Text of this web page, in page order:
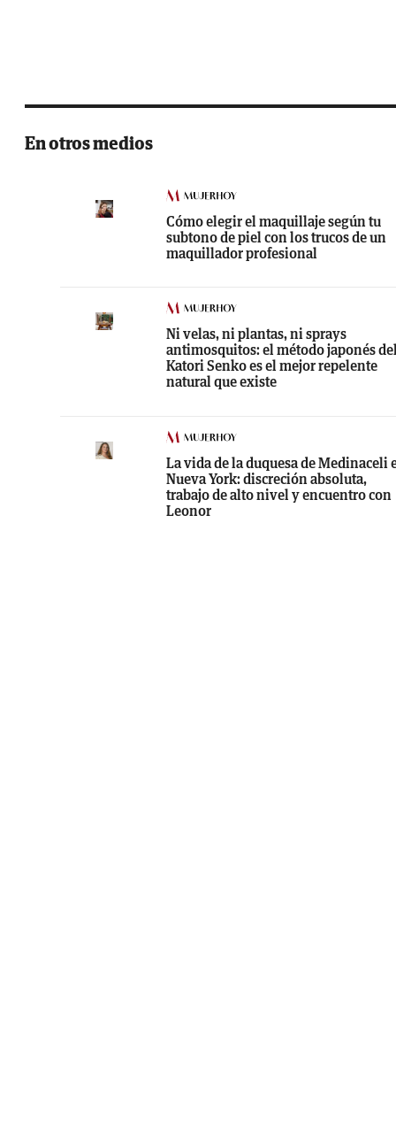
En otros medios
Cómo elegir el maquillaje según tu
subtono de piel con los trucos de un
maquillador profesional
Ni velas, ni plantas, ni sprays
antimosquitos: el método japonés
Katori Senko es el mejor repelente
natural que existe
La vida de la duquesa de Medinaceli
Nueva York: discreción absoluta,
trabajo de alto nivel y encuentro con
Leonor